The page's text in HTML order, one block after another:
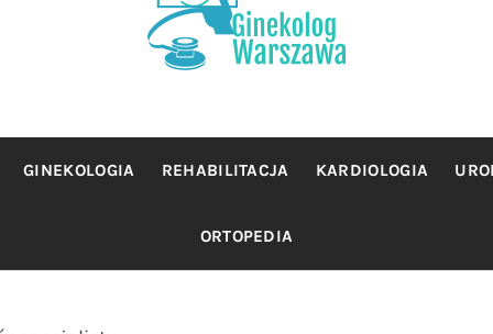
sie profilaktyka oraz leczeniem chorob
GINEKOLOGIA REHABILITACJA KARDIOLOGIA
ORTOPEDIA